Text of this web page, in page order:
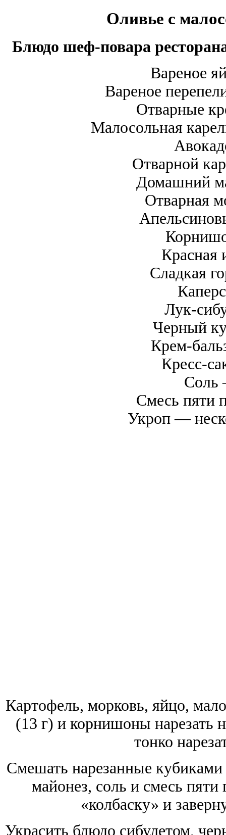
Оливье с
Блюдо шеф-повара
Вареное
Вареное
Отварные
Малосольная
Отварной
Домашний
Отварная
Красная
Сладкая
Лук-
Черный
Крем-
Кресс-
Соль
Смесь пяти
Укроп —
Картофель, морковь, яйцо,
(13 г) и корнишоны нарезать
тонко
Смешать нарезанные
майонез, соль и смесь
«колбаску» и
Украсить блюдо сибулетом,